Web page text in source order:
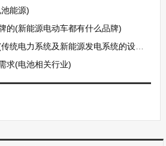
能源)
的(新能源电动车都有什么品牌)
电力系统及新能源发电系统的设计与分析)
求(电池相关行业)